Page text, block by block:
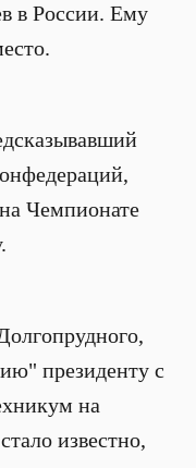
в России. Ему
Чемпионате
президенту с
на
известно,